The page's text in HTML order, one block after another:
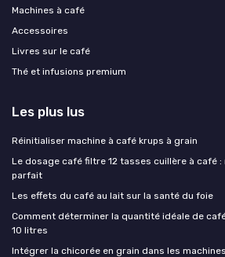
Machines à café
Accessoires
Livres sur le café
Thé et infusions premium
Les plus lus
Réinitialiser machine à café krups à grain
Le dosage café filtre 12 tasses cuillère à café
parfait
Les effets du café au lait sur la santé du foie
Comment déterminer la quantité idéale de
10 litres
Intégrer la chicorée en grain dans les